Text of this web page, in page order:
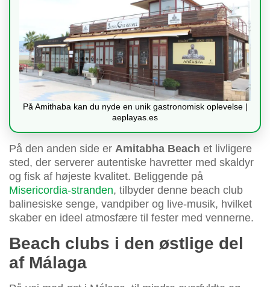
På Amithaba kan du nyde en unik gastronomisk oplevelse |
aeplayas.es
På den anden side er Amitabha Beach et livligere
sted, der serverer autentiske havretter med skaldyr
og fisk af højeste kvalitet. Beliggende på
Misericordia-stranden, tilbyder denne beach club
balinesiske senge, vandpiber og live-musik, hvilket
skaber en ideel atmosfære til fester med vennerne.
Beach clubs i den østlige del
af Málaga